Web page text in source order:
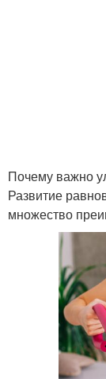
Почему важно
Развитие
множество